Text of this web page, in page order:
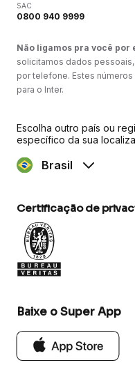
SAC
0800 940 9999
Não ligamos pra você por
solicitamos dados
por telefone. Estes
para o Inter.
Escolha outro país ou
específico da sua
Brasil
Certificação de
Baixe o Super App